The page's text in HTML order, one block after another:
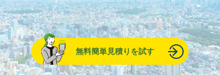
無料簡単見積りを試す